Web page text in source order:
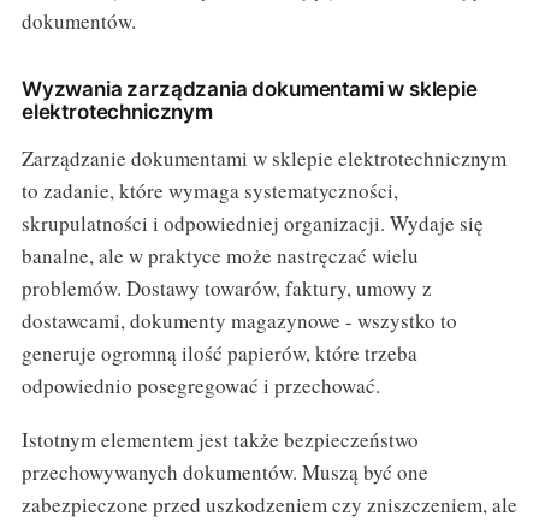
dokumentów.
Wyzwania zarządzania dokumentami w sklepie
elektrotechnicznym
Zarządzanie dokumentami w sklepie elektrotechnicznym
to zadanie, które wymaga systematyczności,
skrupulatności i odpowiedniej organizacji. Wydaje się
banalne, ale w praktyce może nastręczać wielu
problemów. Dostawy towarów, faktury, umowy z
dostawcami, dokumenty magazynowe - wszystko to
generuje ogromną ilość papierów, które trzeba
odpowiednio posegregować i przechować.
Istotnym elementem jest także bezpieczeństwo
przechowywanych dokumentów. Muszą być one
zabezpieczone przed uszkodzeniem czy zniszczeniem, ale